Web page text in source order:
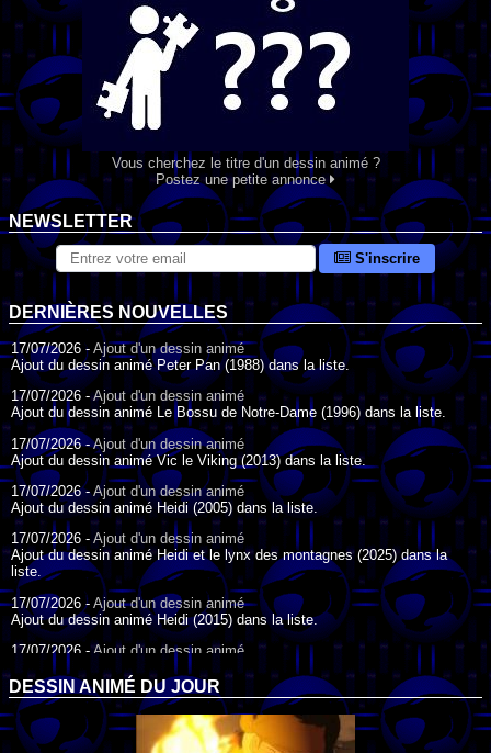
Vous cherchez le titre d'un dessin animé ?
Postez une petite annonce
NEWSLETTER
S'inscrire
DERNIÈRES NOUVELLES
17/07/2026 - Ajout d'un dessin animé
Ajout du dessin animé Peter Pan (1988) dans la liste.
17/07/2026 -Ajout d'un dessin animé
Ajout du dessin animé Le Bossu de Notre-Dame (1996) dans la liste.
17/07/2026 -Ajout d'un dessin animé
Ajout du dessin animé Vic le Viking (2013) dans la liste.
17/07/2026 -Ajout d'un dessin animé
Ajout du dessin animé Heidi (2005) dans la liste.
17/07/2026 - Ajout d'un dessin animé
Ajout du dessin animé Heidi et le lynx des montagnes (2025) dans la
liste.
17/07/2026 - Ajout d'un dessin animé
Ajout du dessin animé Heidi (2015) dans la liste.
17/07/2026 -Ajout d'un dessin animé
Ajout du dessin animé Heidi (1995) dans la liste.
09/07/2026 -Ajout d'un dessin animé
Ajout du dessin animé Genki l'Aventurier de la Chance (2006) dans la
liste.
DESSIN ANIMÉ DU JOUR